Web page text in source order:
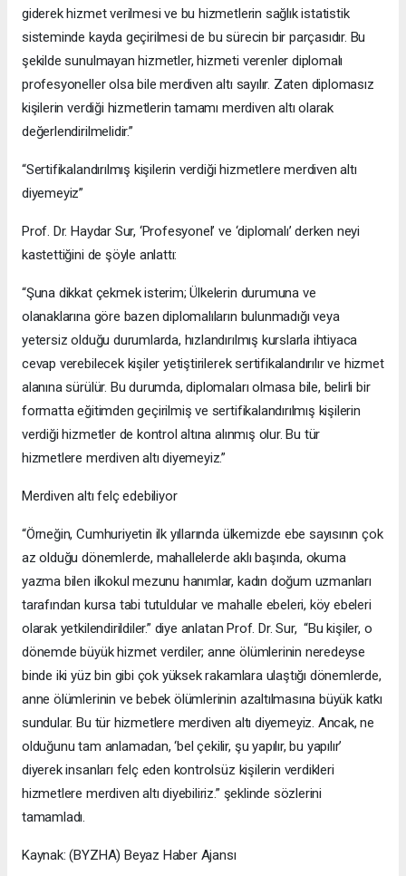
giderek hizmet verilmesi ve bu hizmetlerin sağlık istatistik
sisteminde kayda geçirilmesi de bu sürecin bir parçasıdır. Bu
şekilde sunulmayan hizmetler, hizmeti verenler diplomalı
profesyoneller olsa bile merdiven altı sayılır. Zaten diplomasız
kişilerin verdiği hizmetlerin tamamı merdiven altı olarak
değerlendirilmelidir.”
“Sertifikalandırılmış kişilerin verdiği hizmetlere merdiven altı
diyemeyiz”
Prof. Dr. Haydar Sur, ‘Profesyonel’ ve ‘diplomalı’ derken neyi
kastettiğini de şöyle anlattı:
“Şuna dikkat çekmek isterim; Ülkelerin durumuna ve
olanaklarına göre bazen diplomalıların bulunmadığı veya
yetersiz olduğu durumlarda, hızlandırılmış kurslarla ihtiyaca
cevap verebilecek kişiler yetiştirilerek sertifikalandırılır ve hizmet
alanına sürülür. Bu durumda, diplomaları olmasa bile, belirli bir
formatta eğitimden geçirilmiş ve sertifikalandırılmış kişilerin
verdiği hizmetler de kontrol altına alınmış olur. Bu tür
hizmetlere merdiven altı diyemeyiz.”
Merdiven altı felç edebiliyor
“Örneğin, Cumhuriyetin ilk yıllarında ülkemizde ebe sayısının çok
az olduğu dönemlerde, mahallelerde aklı başında, okuma
yazma bilen ilkokul mezunu hanımlar, kadın doğum uzmanları
tarafından kursa tabi tutuldular ve mahalle ebeleri, köy ebeleri
olarak yetkilendirildiler.” diye anlatan Prof. Dr. Sur, “Bu kişiler, o
dönemde büyük hizmet verdiler; anne ölümlerinin neredeyse
binde iki yüz bin gibi çok yüksek rakamlara ulaştığı dönemlerde,
anne ölümlerinin ve bebek ölümlerinin azaltılmasına büyük katkı
sundular. Bu tür hizmetlere merdiven altı diyemeyiz. Ancak, ne
olduğunu tam anlamadan, ‘bel çekilir, şu yapılır, bu yapılır’
diyerek insanları felç eden kontrolsüz kişilerin verdikleri
hizmetlere merdiven altı diyebiliriz.” şeklinde sözlerini
tamamladı.
Kaynak: (BYZHA) Beyaz Haber Ajansı